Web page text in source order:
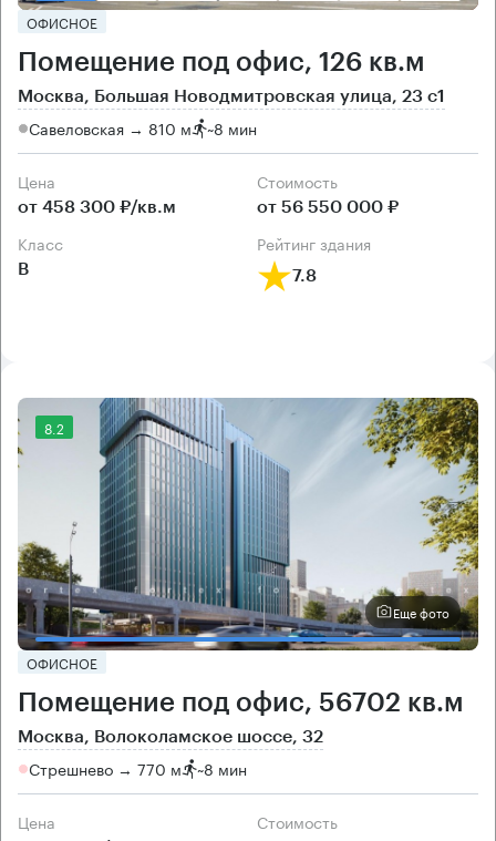
ОФИСНОЕ
Помещение под офис, 126 кв.м
Москва, Большая Новодмитровская улица, 23 с1
Савеловская → 810 м ~8 мин
Цена
от 458 300 ₽/кв.м
Cтоимость
от 56 550 000 ₽
класс
B
рейтинг здания
7.8
8.2
Еще фото
ОФИСНОЕ
Помещение под офис, 56702 кв.м
Москва, Волоколамское шоссе, 32
Стрешнево → 770 м ~8 мин
Цена Cтоимость